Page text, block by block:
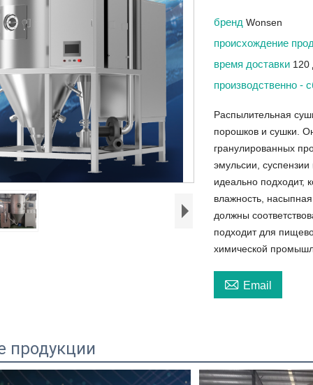
брендWonsen
происхождение
время доставки 120
производственно -
Распылительная
порошков и сушки.
гранулированных
эмульсии,
идеально подходит,
влажность,
должны
подходит для
химической
 Email
продукции